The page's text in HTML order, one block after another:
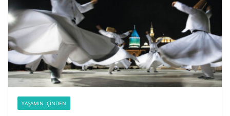
YAŞAMIN İÇINDEN